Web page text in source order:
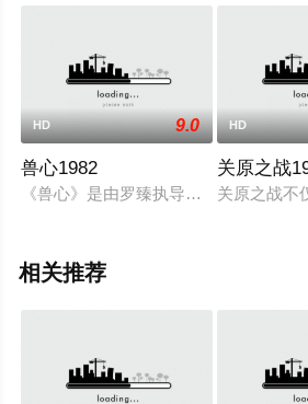
HD 9.0
兽心1982
《兽心》是由罗臻执导，李修贤、黄
HD
关原之战
关原之战不
相关推荐